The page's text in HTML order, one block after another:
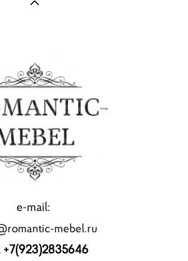
e-mail:
mebel.ru
+7(923)2835646